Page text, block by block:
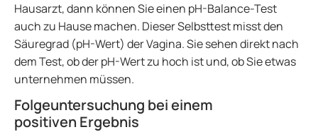
Hausarzt, dann können Sie einen pH-Balance-Test
auch zu Hause machen. Dieser Selbsttest misst den
Säuregrad (pH-Wert) der Vagina. Sie sehen direkt nach
dem Test, ob der pH-Wert zu hoch ist und, ob Sie etwas
unternehmen müssen.
Folgeuntersuchung bei einem
positiven Ergebnis